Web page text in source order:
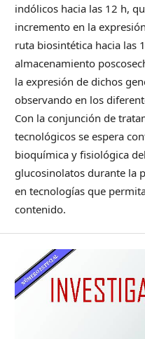
indólicos hacia las 12 h,
incremento en la
ruta biosintética hacia las
almacenamiento
la expresión de dichos
observando en los
Con la conjunción de
tecnológicos se espera
bioquímica y fisiológica
glucosinolatos durante la
en tecnologías que
contenido.